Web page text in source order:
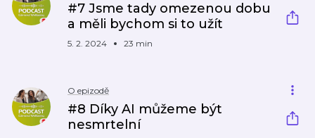
#7 Jsme tady omezenou dobu
a měli bychom si to užít
5. 2. 2024 23 min
O epizodě
#8 Díky AI můžeme být
nesmrtelní